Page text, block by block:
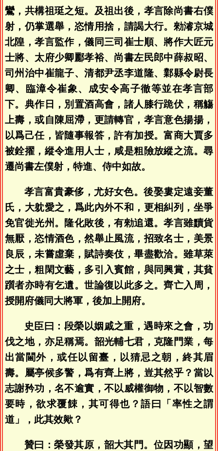
鸞，共構祖珽之短。及祖出後，孝言除尚書右僕
射，仍掌選舉，恣情用捨，請謁大行。勑濬京城
北隍，孝言監作，儀同三司崔士順、將作大匠元
士將、太府少卿酈孝裕、尚書左民郎中薛叔昭、
司州治中崔龍子、清都尹丞李道隆、鄴縣令尉長
卿、臨漳令崔象、成安令高子徹等並在孝言部
下。典作日，別置酒高會，諸人膝行跪伏，稱觴
上壽，或自陳屈滯，更請轉官，孝言意色揚揚，
以爲己任，皆隨事報答，許有加授。富商大賈多
被銓擢，縱令進用人士，咸是粗險放縱之流。尋
遷尚書左僕射，特進、侍中如故。
孝言富貴豪侈，尤好女色。後娶婁定遠妾董
氏，大躭愛之，爲此內外不和，更相糾列，坐爭
免官徙光州。隆化敗後，有勑追還。孝言雖黷貨
無厭，恣情酒色，然舉止風流，招致名士，美景
良辰，未嘗虛棄，賦詩奏伎，畢盡歡洽。雖草萊
之士，粗閑文藝，多引入賓館，與同興賞，其貧
躓者亦時有乞遺。世論復以此多之。齊亡入周，
授開府儀同大將軍，後加上開府。
史臣曰：段榮以姻戚之重，遇時來之會，功
伐之地，亦足稱焉。韶光輔七君，克隆門業，每
出當閫外，或任以留臺，以猜忌之朝，終其眉
壽。屬亭候多警，爲有齊上將，豈其然乎？當以
志謝矜功，名不逾實，不以威權御物，不以智數
要時，欲求覆餗，其可得也？語曰「率性之謂
道」，此其效歟？
贊曰：榮發其原，韶大其門。位因功顯，望